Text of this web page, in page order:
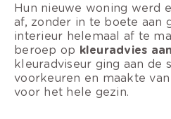
Hun nieuwe woning werd
af, zonder in te boete aan
interieur helemaal af te
beroep op kleuradvies
kleuradviseur ging aan de
voorkeuren en maakte
voor het hele gezin.